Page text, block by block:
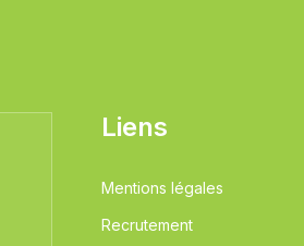
Liens
Mentions légales
Recrutement